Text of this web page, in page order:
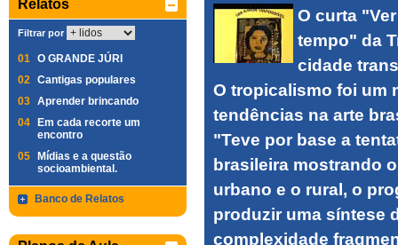
Relatos
Filtrar por
01 O GRANDE JÚRI
02 Cantigas populares
03 Aprender brincando
04
Em cada recorte um
encontro
05
Mídias e a questão
socioambiental.
Banco de Relatos
O curta
tempo" da
cidade
O tropicalismo foi um
tendências na arte
"Teve por base a
brasileira mostrando
urbano e o rural, o
produzir uma síntese
complexidade